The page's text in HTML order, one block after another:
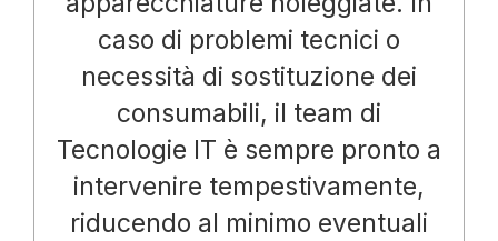
caso di problemi tecnici o
necessità di sostituzione dei
consumabili, il team di
Tecnologie IT è sempre pronto a
intervenire tempestivamente,
riducendo al minimo eventuali